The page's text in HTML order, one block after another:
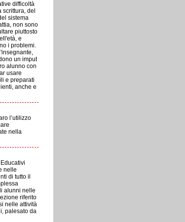
difficoltà
del
sistema
non sono
piuttosto
e
i problemi.
un imput
alunno con
usare
e preparati
anche e
l’utilizzo
nella
nelle
di tutto il
alunni nelle
riferito
nelle attività
palesato da